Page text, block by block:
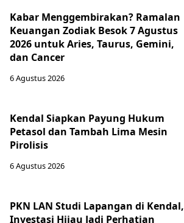
Kabar Menggembirakan? Ramalan
Keuangan Zodiak Besok 7 Agustus
2026 untuk Aries, Taurus, Gemini,
dan Cancer
6 Agustus 2026
Kendal Siapkan Payung Hukum
Petasol dan Tambah Lima Mesin
Pirolisis
6 Agustus 2026
PKN LAN Studi Lapangan di Kendal,
Investasi Hijau Jadi Perhatian